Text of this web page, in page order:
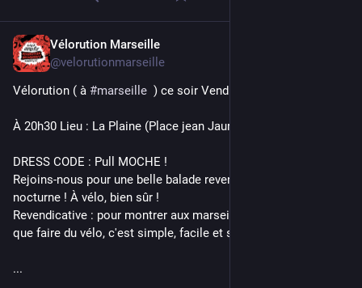
Vélorution Marseille
@velorutionmarseille
Vélorution ( à #marseille
  ) ce soir Vendredi 5 décembre
À 20h30 Lieu : La Plaine (Place jean Jaurès)
DRESS CODE : Pull MOCHE !
Rejoins-nous pour une belle balade revendicative, festive et
nocturne ! À vélo, bien sûr !
Revendicative : pour montrer aux marseillais et marseillaise
que faire du vélo, c'est simple, facile et super chouette.
...